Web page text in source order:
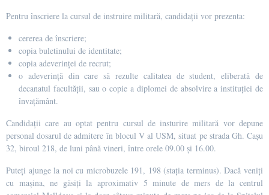
Pentru înscriere la cursul de instruire militară, candidații vor prezenta:
cererea de înscriere;
copia buletinului de identitate;
copia adeverinței de recrut;
o adeverință din care să rezulte calitatea de student, eliberată de
decanatul facultății, sau o copie a diplomei de absolvire a instituției de
învațământ.
Candidații care au optat pentru cursul de insturire militară vor depune
personal dosarul de admitere în blocul V al USM, situat pe strada Gh. Cașu
32, biroul 218, de luni până vineri, între orele 09.00 și 16.00.
Puteți ajunge la noi cu microbuzele 191, 198 (staţia terminus). Dacă veniți
cu mașina, ne găsiți la aproximativ 5 minute de mers de la centrul